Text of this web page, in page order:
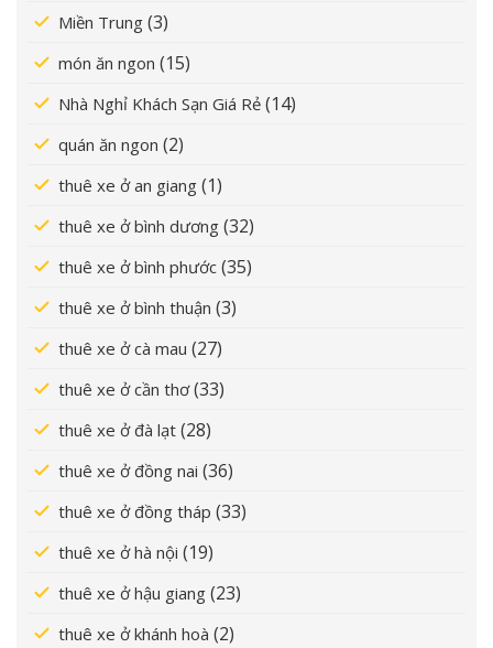
Miền Trung (3)
món ăn ngon (15)
Nhà Nghỉ Khách Sạn Giá Rẻ (14)
quán ăn ngon (2)
thuê xe ở an giang (1)
thuê xe ở bình dương (32)
thuê xe ở bình phước (35)
thuê xe ở bình thuận (3)
thuê xe ở cà mau (27)
thuê xe ở cần thơ(33)
thuê xe ở đà lạt (28)
thuê xe ở đồng nai (36)
thuê xe ở đồng tháp (33)
thuê xe ở hà nội (19)
thuê xe ở hậu giang (23)
thuê xe ở khánh hoà (2)